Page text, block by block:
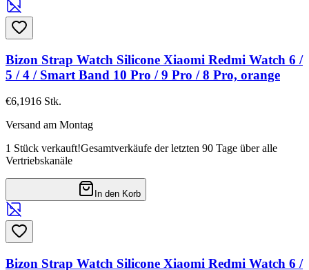
Bizon Strap Watch Silicone Xiaomi Redmi Watch 6 /
5 / 4 / Smart Band 10 Pro / 9 Pro / 8 Pro, orange
€6,1916 Stk.
Versand am Montag
1 Stück verkauft!Gesamtverkäufe der letzten 90 Tage über alle
Vertriebskanäle
In den Korb
Bizon Strap Watch Silicone Xiaomi Redmi Watch 6 /